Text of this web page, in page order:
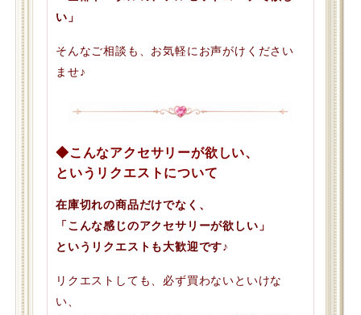
い」
そんなご相談も、お気軽にお声がけください
ませ♪
◆こんなアクセサリーが欲しい、
というリクエストについて
在庫切れの商品だけでなく、
「こんな感じのアクセサリーが欲しい」
というリクエストも大歓迎です♪
リクエストしても、必ず買わないといけな
い、